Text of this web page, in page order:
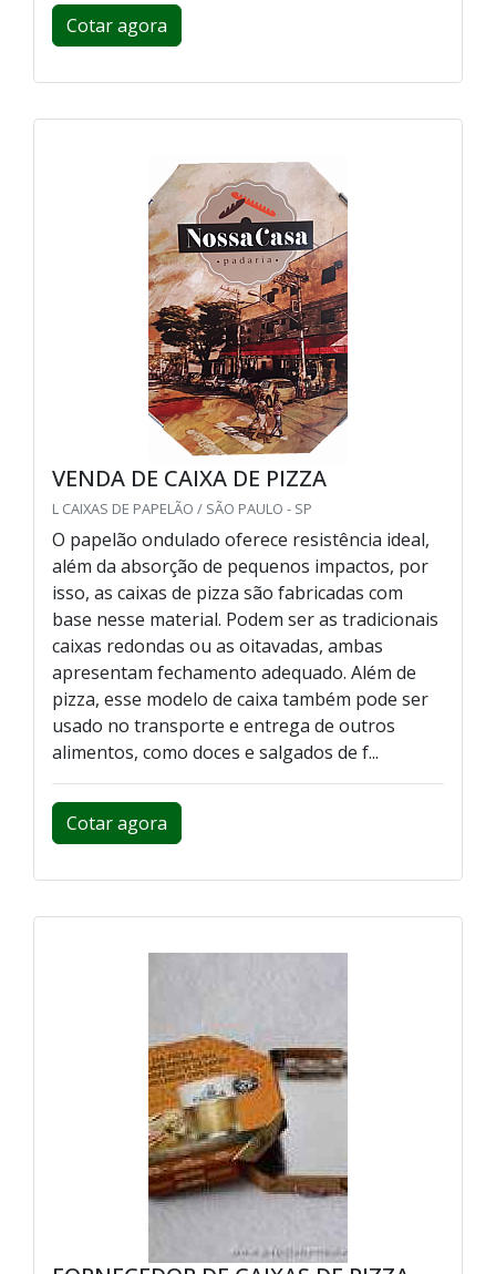
Cotar agora
VENDA DE CAIXA DE PIZZA
L CAIXAS DE PAPELÃO / SÃO PAULO - SP
O papelão ondulado oferece resistência ideal,
além da absorção de pequenos impactos, por
isso, as caixas de pizza são fabricadas com
base nesse material. Podem ser as tradicionais
caixas redondas ou as oitavadas, ambas
apresentam fechamento adequado. Além de
pizza, esse modelo de caixa também pode ser
usado no transporte e entrega de outros
alimentos, como doces e salgados de f...
Cotar agora